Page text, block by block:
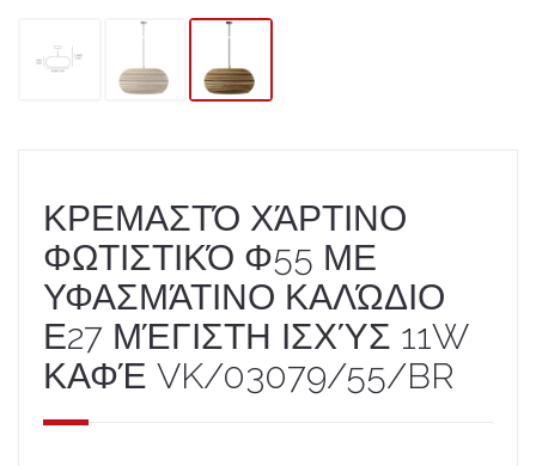
ΚΡΕΜΑΣΤΌ ΧΆΡΤΙΝΟ
ΦΩΤΙΣΤΙΚΌ Φ55 ΜΕ
ΥΦΑΣΜΆΤΙΝΟ ΚΑΛΏΔΙΟ
Ε27 ΜΈΓΙΣΤΗ ΙΣΧΎΣ 11W
ΚΑΦΈ VK/03079/55/BR